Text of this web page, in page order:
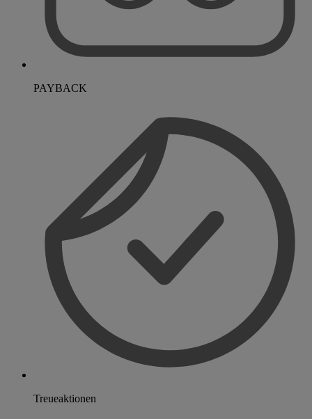
PAYBACK
Treueaktionen